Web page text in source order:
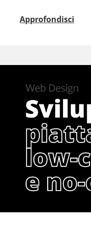
Approfondisci